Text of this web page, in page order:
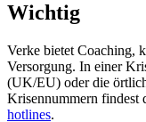
Wichtig
Verke bietet Coaching,
Versorgung. In einer
(UK/EU) oder die
Krisennummern findest
hotlines.